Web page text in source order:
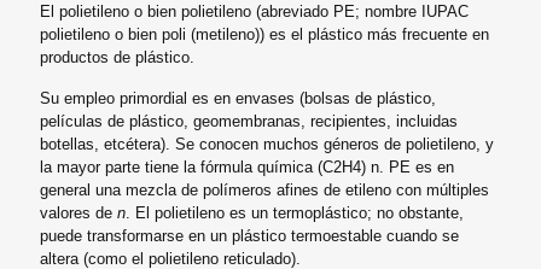
El polietileno o bien polietileno (abreviado PE; nombre IUPAC
polietileno o bien poli (metileno)) es el plástico más frecuente en
productos de plástico.
Su empleo primordial es en envases (bolsas de plástico,
películas de plástico, geomembranas, recipientes, incluidas
botellas, etcétera). Se conocen muchos géneros de polietileno, y
la mayor parte tiene la fórmula química (C2H4) n. PE es en
general una mezcla de polímeros afines de etileno con múltiples
valores de n . El polietileno es un termoplástico; no obstante,
puede transformarse en un plástico termoestable cuando se
altera (como el polietileno reticulado).